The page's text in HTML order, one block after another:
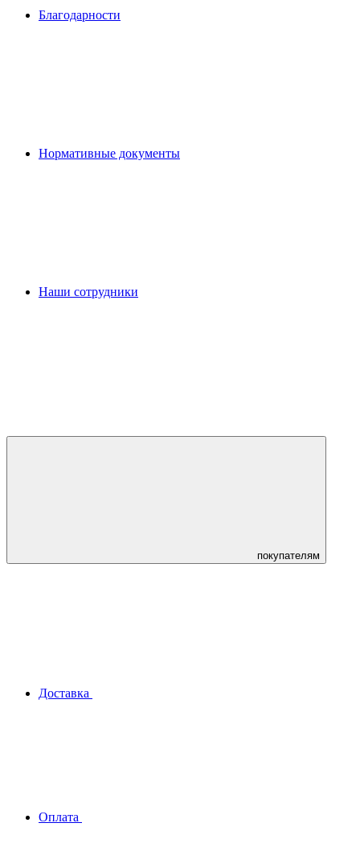
Благодарности
Нормативные документы
Наши сотрудники
покупателям
Доставка
Оплата